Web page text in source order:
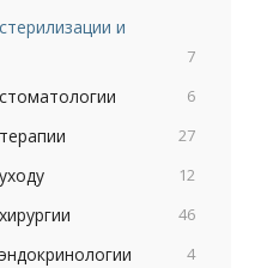
и
7
6
27
12
46
4